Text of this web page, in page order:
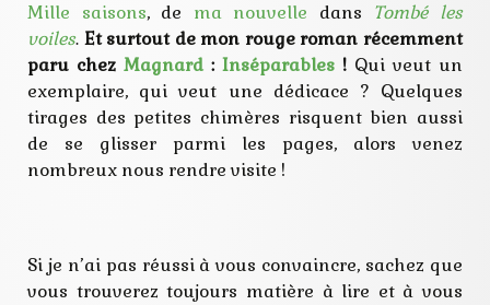
Mille saisons, de ma nouvelle dans Tombé les
voiles. Et surtout de mon rouge roman récemment
paru chez Magnard : Inséparables ! Qui veut un
exemplaire, qui veut une dédicace ? Quelques
tirages des petites chimères risquent bien aussi
de se glisser parmi les pages, alors venez
nombreux nous rendre visite !
Si je n’ai pas réussi à vous convaincre, sachez que
vous trouverez toujours matière à lire et à vous